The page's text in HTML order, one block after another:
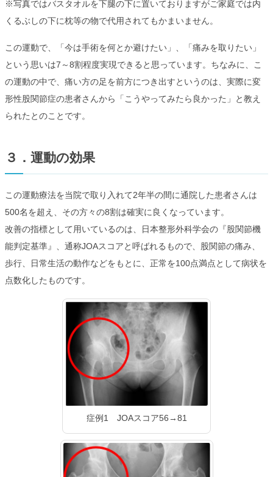
※写真ではバスタオルを下腿の下に置いておりますがご家庭では内
くるぶしの下に枕等の物で代用されてもかまいません。
この運動で、「今は手術を何とか避けたい」、「痛みを取りたい」
という思いは7～8割程度実現できると思っています。ちなみに、こ
の運動の中で、痛い方の足を前方につき出すというのは、実際に変
形性股関節症の患者さんから「こうやってみたら良かった」と教え
られたとのことです。
３．運動の効果
この運動療法を当院で取り入れて2年半の間に通院した患者さんは
500名を超え、その方々の8割は確実に良くなっています。
改善の指標として用いているのは、日本整形外科学会の『股関節機
能判定基準』、通称JOAスコアと呼ばれるもので、股関節の痛み、
歩行、日常生活の動作などをもとに、正常を100点満点として病状を
点数化したものです。
症例1 JOAスコア56→81